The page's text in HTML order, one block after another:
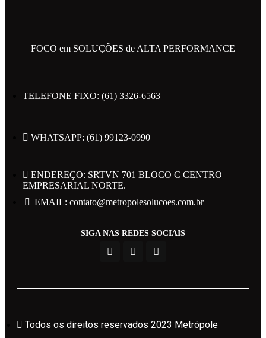
Políticas de Privacidade
FOCO em SOLUÇÕES de ALTA PERFORMANCE
TELEFONE FIXO: (61) 3326-6563
WHATSAPP: (61) 99123-0990
ENDEREÇO: SRTVN 701 BLOCO C CENTRO
EMPRESARIAL NORTE.
EMAIL: contato@metropolesolucoes.com.br
SIGA NAS REDES SOCIAIS
Todos os direitos reservados 2023 Metrópole